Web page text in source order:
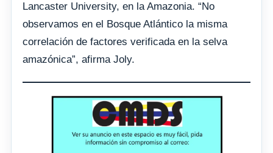
Lancaster University, en la Amazonia. “No
observamos en el Bosque Atlántico la misma
correlación de factores verificada en la selva
amazónica”, afirma Joly.